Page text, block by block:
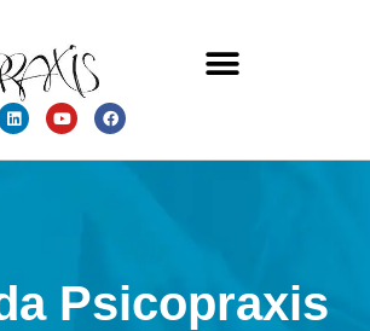
Psicopraxis